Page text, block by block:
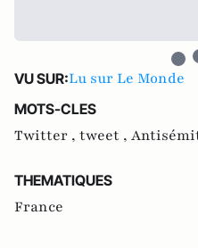
VU SUR:Lu sur Le Monde
MOTS-CLES
Twitter , tweet ,
THEMATIQUES
France